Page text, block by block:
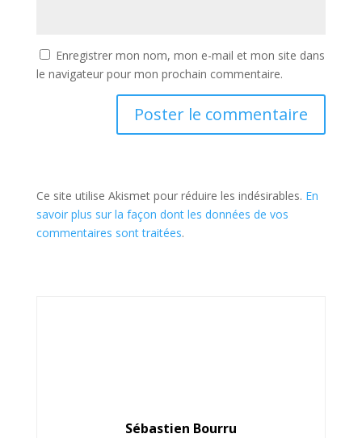
Enregistrer mon nom, mon e-mail et mon site dans
le navigateur pour mon prochain commentaire.
Ce site utilise Akismet pour réduire les indésirables. En
savoir plus sur la façon dont les données de vos
commentaires sont traitées.
Sébastien Bourru